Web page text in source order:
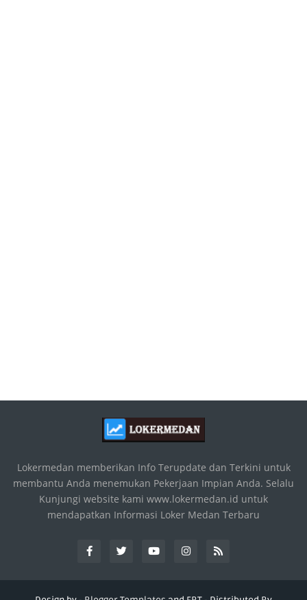
Lokermedan memberikan Info Terupdate dan Terkini untuk
membantu Anda menemukan Pekerjaan Impian Anda. Selalu
Kunjungi website kami www.lokermedan.id untuk
mendapatkan Informasi Loker Medan Terbaru